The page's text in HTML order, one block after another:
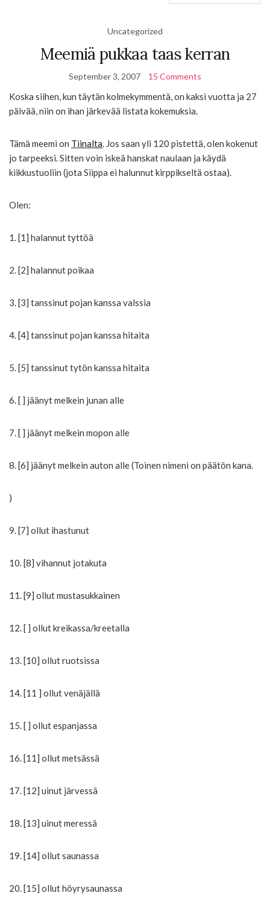
Uncategorized
Meemiä pukkaa taas kerran
September 3, 2007 15 Comments
Koska siihen, kun täytän kolmekymmentä, on kaksi vuotta ja 27
päivää, niin on ihan järkevää listata kokemuksia.
Tämä meemi on Tiinalta. Jos saan yli 120 pistettä, olen kokenut
jo tarpeeksi. Sitten voin iskeä hanskat naulaan ja käydä
kiikkustuoliin (jota Siippa ei halunnut kirppikseltä ostaa).
Olen:
1. [1] halannut tyttöä
2. [2] halannut poikaa
3. [3] tanssinut pojan kanssa valssia
4. [4] tanssinut pojan kanssa hitaita
5. [5] tanssinut tytön kanssa hitaita
6. [ ] jäänyt melkein junan alle
7. [ ] jäänyt melkein mopon alle
8. [6] jäänyt melkein auton alle (Toinen nimeni on päätön kana.
)
9. [7] ollut ihastunut
10. [8] vihannut jotakuta
11. [9] ollut mustasukkainen
12. [ ] ollut kreikassa/kreetalla
13. [10] ollut ruotsissa
14. [11 ] ollut venäjällä
15. [ ] ollut espanjassa
16. [11] ollut metsässä
17. [12] uinut järvessä
18. [13] uinut meressä
19. [14] ollut saunassa
20. [15] ollut höyrysaunassa